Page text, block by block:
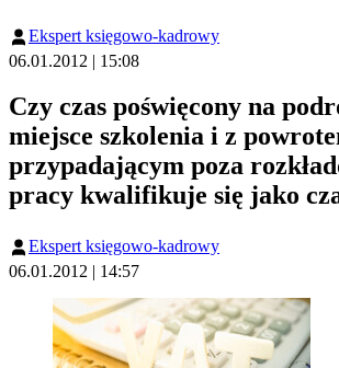
Ekspert księgowo-kadrowy
06.01.2012 | 15:08
Czy czas poświęcony na
miejsce szkolenia i z
przypadającym poza
pracy kwalifikuje się jako
Ekspert księgowo-kadrowy
06.01.2012 | 14:57